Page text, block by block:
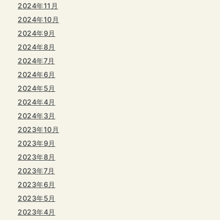
2024年11月
2024年10月
2024年9月
2024年8月
2024年7月
2024年6月
2024年5月
2024年4月
2024年3月
2023年10月
2023年9月
2023年8月
2023年7月
2023年6月
2023年5月
2023年4月